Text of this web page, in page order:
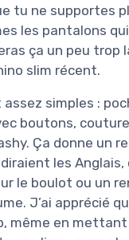
tu ne supportes
les pantalons
ça un peu trop
slim récent.
simples :
boutons,
Ça donne un
les Anglais,
le boulot ou un
J’ai apprécié
même en